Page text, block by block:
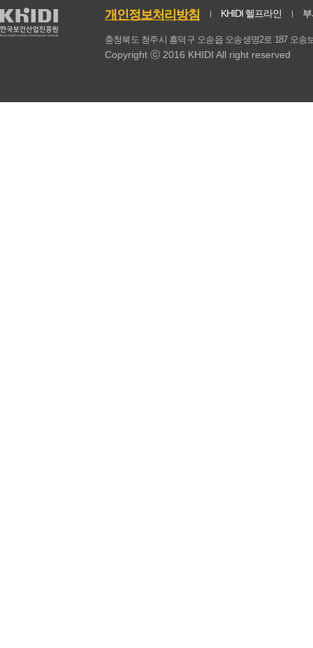
감자 17.82
25 고구마 16.33 1.69
개인정보처리방침 KHIDI 헬프라인
충청북도 청주시 흥덕구 오송읍 오송생명2로 187 오
Copyright ⓒ 2016 KHIDI All right reserved